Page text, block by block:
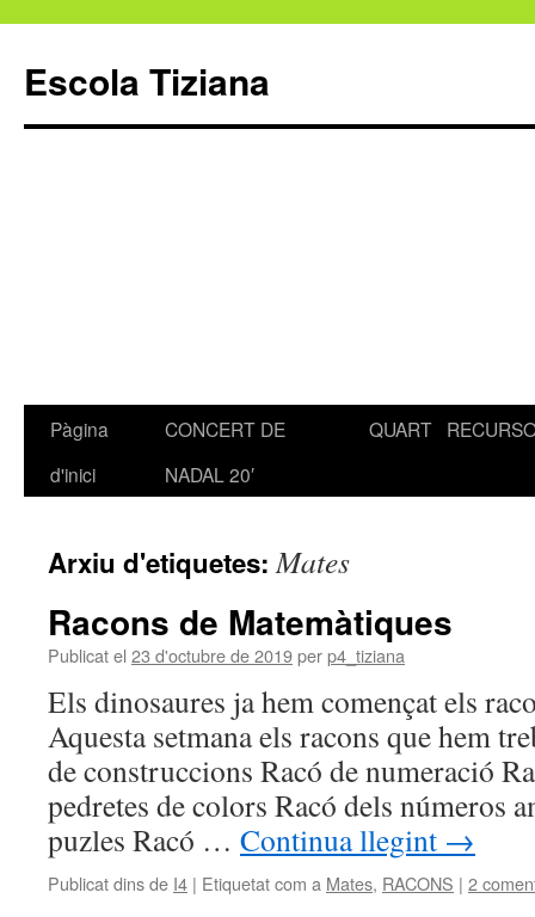
Escola Tiziana
Vés
Pàgina
d'inici
CONCERT DE
NADAL 20′
QUART
Arxiu d'etiquetes:Mates
Racons de Matemàtiques
Publicat el 23 d'octubre de 2019perp4_tiziana
Els dinosaures ja hem començat els
Aquesta setmana els racons que hem
de construccions Racó de numeració
pedretes de colors Racó dels números
puzles Racó … Continua llegint →
Publicat dins de I4 | Etiquetat com a Mates, RACONS | 2